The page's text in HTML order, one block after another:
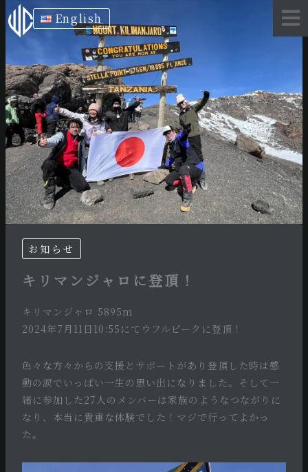
容
キ
ッ
プ
English
お知らせ
キリマンジャロに登頂！
キリマンジャロ 5895m
2024年7月11日10:55にてウフルピークに登頂！
色々な方々からの支援とサポートがあり登頂した時は感
動の涙でいっぱい一生の思い出になりました。そして一
緒に参加した27人のメンバーは家族のようなつながりに
なり、本当に貴重な体験でした！マジで行ってよかっ
た。